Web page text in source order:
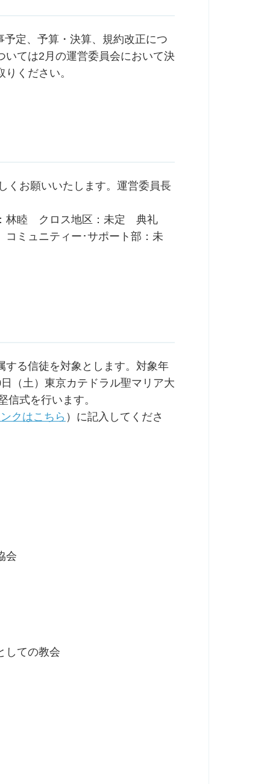
定、予算・決算、規約改正につ
いては2月の運営委員会において決
ください。
くお願いいたします。運営委員長
林睦 クロス地区：未定 典礼
ミュニティー･サポート部：未
する信徒を対象とします。対象年
（土）東京カテドラル聖マリア大
式を行います。
クはこちら ）に記入してくださ
会
しての教会